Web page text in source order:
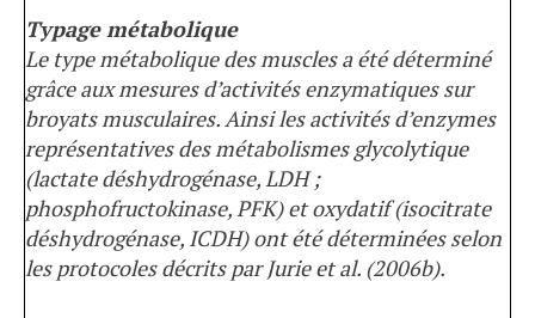
Typage métabolique
Le type métabolique des muscles a été déterminé
grâce aux mesures d’activités enzymatiques sur
broyats musculaires. Ainsi les activités d’enzymes
représentatives des métabolismes glycolytique
(lactate déshydrogénase, LDH ;
phosphofructokinase, PFK) et oxydatif (isocitrate
déshydrogénase, ICDH) ont été déterminées selon
les protocoles décrits par Jurie et al. (2006b).